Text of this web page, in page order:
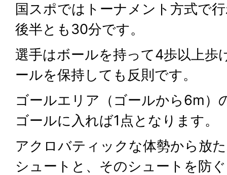
国スポではトーナメント方式で
後半とも30分です。
選手はボールを持って4歩以上歩
ールを保持しても反則です。
ゴールエリア（ゴールから6m）
ゴールに入れば1点となります。
アクロバティックな体勢から放
シュートと、そのシュートを防